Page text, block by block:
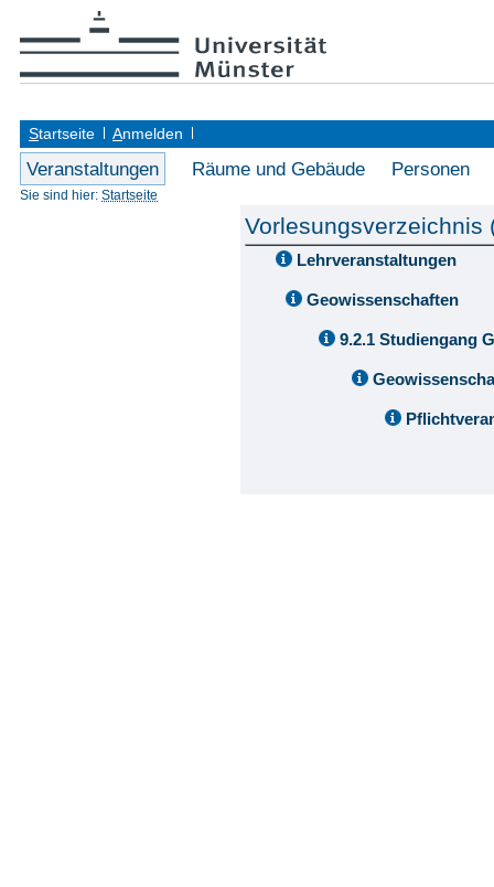
Startseite Anmelden
Veranstaltungen Räume und Gebäude Personen
Sie sind hier: Startseite
Vorlesungsverzeichnis
Lehrveranstaltungen
Geowissenschaften
9.2.1 Studiengang